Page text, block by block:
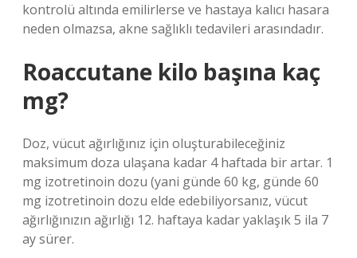
kontrolü altında emilirlerse ve hastaya kalıcı hasara
neden olmazsa, akne sağlıklı tedavileri arasındadır.
Roaccutane kilo başına kaç
mg?
Doz, vücut ağırlığınız için oluşturabileceğiniz
maksimum doza ulaşana kadar 4 haftada bir artar. 1
mg izotretinoin dozu (yani günde 60 kg, günde 60
mg izotretinoin dozu elde edebiliyorsanız, vücut
ağırlığınızın ağırlığı 12. haftaya kadar yaklaşık 5 ila 7
ay sürer.